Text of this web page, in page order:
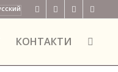
КОНТАКТИ